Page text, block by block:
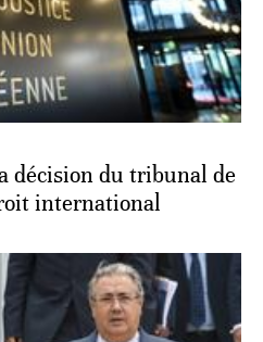
décision du tribunal de
international